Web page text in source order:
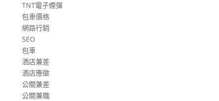
TNT電子煙彈
包車價格
網路行銷
SEO
包車
酒店兼差
酒店應徵
公關兼差
公關兼職